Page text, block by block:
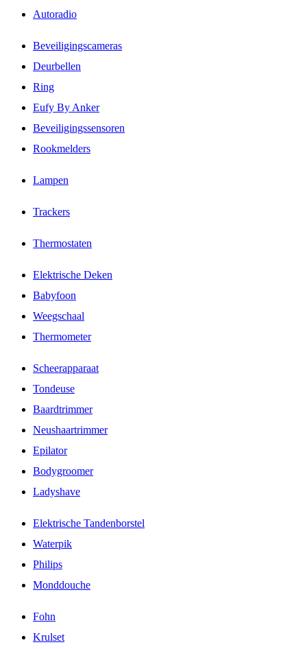
Autoradio
Beveiligingscameras
Deurbellen
Ring
Eufy By Anker
Beveiligingssensoren
Rookmelders
Lampen
Trackers
Thermostaten
Elektrische Deken
Babyfoon
Weegschaal
Thermometer
Scheerapparaat
Tondeuse
Baardtrimmer
Neushaartrimmer
Epilator
Bodygroomer
Ladyshave
Elektrische Tandenborstel
Waterpik
Philips
Monddouche
Fohn
Krulset